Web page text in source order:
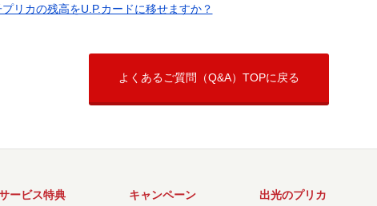
リカの残高をU.P.カードに移せますか？
よくあるご質問（Q&A）TOPに戻る
ービス特典 キャンペーン 出光のプリカ